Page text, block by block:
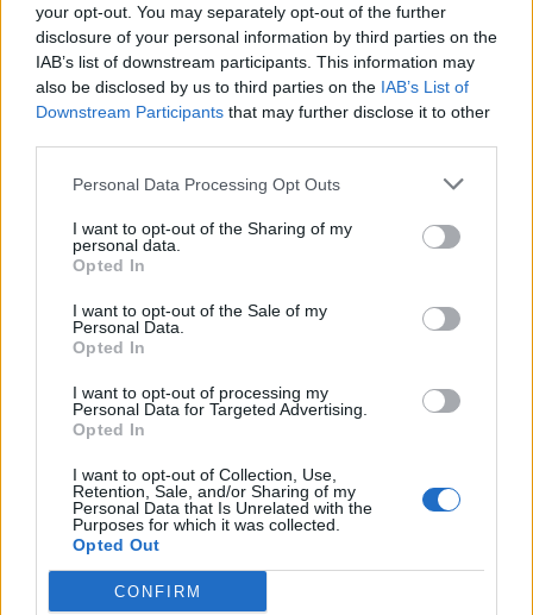
your opt-out. You may separately opt-out of the further
disclosure of your personal information by third parties on the
IAB’s list of downstream participants. This information may
also be disclosed by us to third parties on the IAB’s List of
Downstream Participants that may further disclose it to other
Personal Data Processing Opt Outs
I want to opt-out of the Sharing of my
personal data.
Opted In
I want to opt-out of the Sale of my
Personal Data.
Opted In
I want to opt-out of processing my
Personal Data for Targeted Advertising.
Opted In
I want to opt-out of Collection, Use,
Retention, Sale, and/or Sharing of my
Personal Data that Is Unrelated with the
Purposes for which it was collected.
Opted Out
CONFIRM
καταστέλλει τη φλεγμονώδη
γονιδιακή δραστηριότητα,
βελτιώνοντας τη φυσική
κατάσταση», εξηγεί η Masuki.
σχετίζονται με τη φλεγμονή — και μπορείς να
τις προλάβεις ή να τις βελτιώσεις ενισχύοντας
τη φυσική σου κατάσταση μέσα από αυτή τη
μορφή άσκησης.
Τα επιπλέον οφέλη
Η διαλειμματική προπόνηση, είτε με
περπάτημα, είτε με τρέξιμο, είτε με άλλη